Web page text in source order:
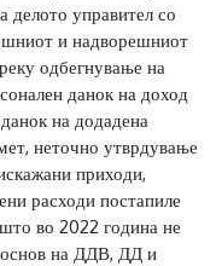
управител со
и надворешниот
одбегнување на
данок на доход
на додадена
неточно утврдување
приходи,
расходи постапиле
во 2022 година не
основ на ДДВ, ДД и